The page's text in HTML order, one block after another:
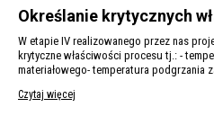
Określanie krytycznych
W etapie IV realizowanego przez nas
krytyczne właściwości procesu tj.: -
materiałowego- temperatura podgrzania
Czytaj więcej